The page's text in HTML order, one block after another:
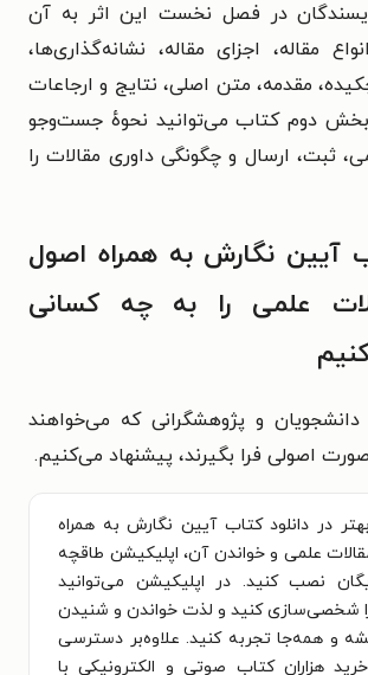
در فصل نخست این اثر به آن
مقاله، اجزای مقاله، نشانه‌گذاری‌ها،
مقدمه، متن اصلی، نتایج و ارجاعات
بخش دوم کتاب می‌توانید نحوهٔ جست‌وجو
ثبت، ارسال و چگونگی داوری مقالات را
آیین نگارش به همراه اصول
علمی را به چه کسانی
و پژوهشگرانی که می‌خواهند
اصولی فرا بگیرند، پیشنهاد می‌کنیم.
در دانلود کتاب آیین نگارش به همراه
علمی و خواندن آن، اپلیکیشن طاقچه
نصب کنید. در اپلیکیشن می‌توانید
شخصی‌سازی کنید و لذت خواندن و شنیدن
و همه‌جا تجربه کنید. علاوه‌بر دسترسی
هزاران کتاب صوتی و الکترونیکی با